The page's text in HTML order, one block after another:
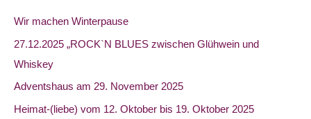
n
n
a
Wir machen Winterpause
27.12.2025 „ROCK`N BLUES zwischen Glühwein und
Whiskey
Adventshaus am 29. November 2025
Heimat-(liebe) vom 12. Oktober bis 19. Oktober 2025​